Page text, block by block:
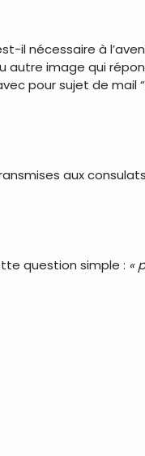
il nécessaire à
autre image qui
pour sujet de mail
aux
question simple : «